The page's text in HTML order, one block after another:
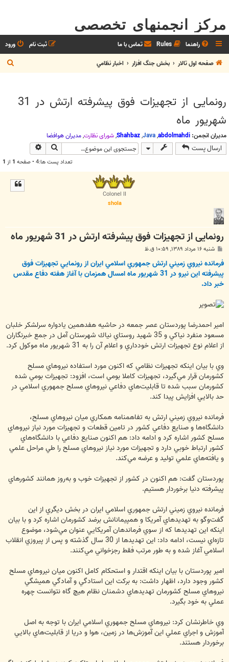
مرکز انجمنهای تخصصی
راهنما Rules تماس با ما ورود
ثبت نام
صفحه اول تالار
بخش جنگ افزار اخبار نظامي
س
رونمایی از تجهیزات فوق پیشرفته ارتش در 31
شهریور ماه
مدیران انجمن: abdolmahdi
,
Java
,
Shahbaz
,شوراي نظارت,مديران هوافضا
ارسال پست جستجو
تعداد پست ها:4 • صفحه 1 از 1
Colonel II
shola
رونمایی از تجهیزات فوق پیشرفته ارتش در 31 شهریور ماه
ت
شنبه ۱۶ مرداد ۱۳۸۹, ۱۰:۵۹ ق.ظ
فرمانده نيروي زميني ارتش جمهوري اسلامي ايران از رونمايي تجهيزات فوق
پيشرفته اين نيرو در 31‌ شهريور ماه امسال همزمان با آغاز هفته دفاع مقدس
خبر داد.
امير احمدرضا پوردستان عصر جمعه در حاشيه هفدهمين يادواره سرلشكر خلبان
مسعود منفرد نياكي و 35 شهيد روستاي نياك شهرستان آمل در جمع خبرنگاران
از اعلام نوع تجهيزات ارتش خودداري و اعلام آن را به 31 شهريور ماه موكول كرد.
وي با بيان اينكه تجهيزات نظامي كه اكنون مورد استفاده نيروهاي مسلح
كشورمان قرار مي‌گيرد، تجهيزات كاملا بومي است، افزود: تجهيزات بومي شده
كشورمان سبب شده تا قابليت‌هاي دفاعي نيروهاي مسلح جمهوري اسلامي در
حد بالايي افزايش پيدا كند.
فرمانده نيروي زميني ارتش به تفاهمنامه همكاري ميان نيروهاي مسلح،
دانشگاه‌ها و صنايع دفاعي كشور در تامين قطعات و تجهيزات مورد نياز نيروهاي
مسلح كشور اشاره كرد و ادامه داد: هم اكنون صنايع دفاعي با دانشگاه‌هاي
كشور ارتباط خوبي دارد و تجهيزات مورد نياز نيروهاي مسلح را طي مراحل علمي
و يافته‌هاي علمي توليد و عرضه مي‌كند.
‌پوردستان گفت: هم اكنون در كشور از تجهيزات خوب و به‌روز همانند كشورهاي
پيشرفته دنيا برخوردار هستيم.
فرمانده نيروي زميني ارتش جمهوري اسلامي ايران در بخش ديگري از اين
گفت‌وگو به تهديدهاي آمريكا و همپيمانانش برضد كشورمان اشاره كرد و با بيان
اينكه اين تهديدها كه از سوي فرماندهان آمريكايي عنوان مي‌شود، موضوع
تازه‌اي نيست، ادامه داد: اين تهديدها از 30 سال گذشته و پس از پيروزي انقلاب
اسلامي آغاز شده و به طور مرتب فقط رجزخواني مي‌كنند.
امير پوردستان با بيان اينكه اقتدار و استحكام كامل اكنون ميان نيروهاي مسلح
كشور وجود دارد، اظهار داشت: به بركت اين استادگي و آمادگي هميشگي
نيروهاي مسلح كشورمان تهديدهاي دشمنان نظام هيچ گاه نتوانست چهره
عملي به خود بگيرد.
وي خاطرنشان كرد: نيروهاي مسلح جمهوري اسلامي ايران با توجه به اصل
آموزش و اجراي عملي اين آموزش‌ها در زمين، هوا و دريا از قابليت‌هاي بالايي
برخوردار هستند.